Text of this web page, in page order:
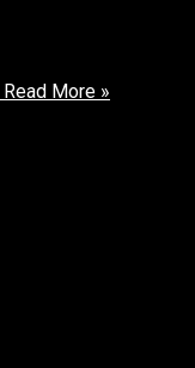
Read More »